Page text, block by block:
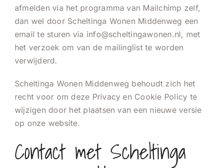
afmelden via het programma van Mailchimp zelf,
dan wel door Scheltinga Wonen Middenweg een
email te sturen via info@scheltingawonen.nl, met
het verzoek om van de mailinglist te worden
verwijderd.
Scheltinga Wonen Middenweg behoudt zich het
recht voor om deze Privacy en Cookie Policy te
wijzigen door het plaatsen van een nieuwe versie
op onze website.
Contact met Scheltinga